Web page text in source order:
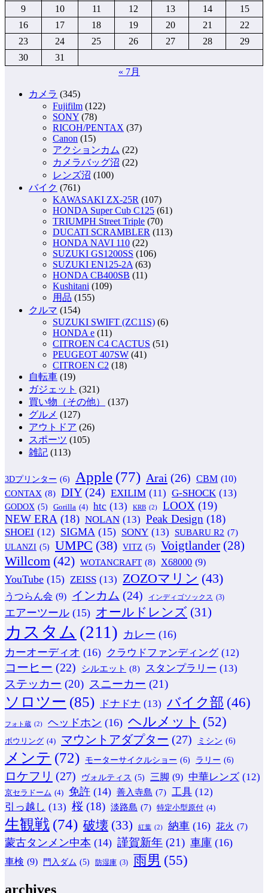
9 10 11 12 13 14
15
16
17 18 19 20 21
22
23
24 25 26 27 28
29
30
31
« 7月
カメラ (345)
Fujifilm (122)
SONY (78)
RICOH/PENTAX (37)
Canon (15)
アクションカム (22)
カメラバッグ沼 (22)
レンズ沼 (100)
バイク (761)
KAWASAKI ZX-25R (107)
HONDA Super Cub C125 (61)
TRIUMPH Street Triple (70)
DUCATI SCRAMBLER (113)
HONDA NAVI 110 (22)
SUZUKI GS1200SS (106)
SUZUKI EN125-2A (63)
HONDA CB400SB (11)
Kushitani (109)
用品 (155)
クルマ (154)
SUZUKI SWIFT (ZC11S) (6)
HONDA e (11)
CITROEN C4 CACTUS (51)
PEUGEOT 407SW (41)
CITROEN C2 (18)
自転車 (19)
ガジェット (321)
買い物（その他）
(137)
グルメ (127)
アウトドア (26)
スポーツ (105)
雑記 (113)
3Dプリンター (6) Apple (77) Arai (26) CBM (10)
CONTAX (8) DIY (24) EXILIM (11) G-SHOCK (13)
GODOX (5) Gorilla (4) htc (13) KRB (2) LOOX (19)
NEW ERA (18) NOLAN (13) Peak Design (18)
SHOEI (12) SIGMA (15) SONY (13) SUBARU R2 (7)
ULANZI (5) UMPC (38) VITZ (5) Voigtlander (28)
Willcom (42) WOTANCRAFT (8) X68000 (9)
YouTube (15) ZEISS (13) ZOZOマリン (43)
うつらん会 (9) インカム (24) インディゴソックス (3)
エアーツール (15) オールドレンズ (31)
カスタム (211) カレー (16)
カーオーディオ (16) クラウドファンディング (12)
コーヒー (22) シルエット (8) スタンプラリー (13)
ステッカー (20) スニーカー (21)
ソロツー (85) ドナドナ (13) バイク部 (46)
フォト蔵 (2) ヘッドホン (16) ヘルメット (52)
ボウリング (4) マウントアダプター (27) ミシン (6)
メンテ (72) モーターサイクルショー (6) ラリー (6)
ロケフリ (27) ヴォルティス (5) 三脚 (9) 中華レンズ (12)
京セラドーム (4) 免許 (14) 善入寺島 (7) 工具 (12)
引っ越し (13) 桜 (18) 淡路島 (7) 特定小型原付 (4)
生観戦 (74) 破壊 (33) 紅葉 (2) 納車 (16) 花火 (7)
蒙古タンメン中本 (14) 謹賀新年 (21) 車庫 (16)
車検 (9) 門入ダム (5) 防湿庫 (3) 雨男 (55)
archives